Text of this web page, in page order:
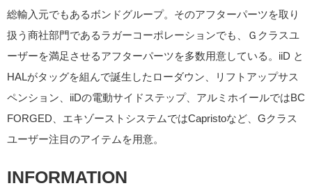
総輸入元でもあるボンドグループ。そのアフターパーツを取り
扱う商社部門であるラガーコーポレーションでも、Ｇクラスユ
ーザーを満足させるアフターパーツを多数用意している。iiD と
HALがタッグを組んで誕生したローダウン、リフトアップサス
ペンション、iiDの電動サイドステップ、アルミホイールではBC
FORGED、エキゾーストシステムではCapristoなど、Gクラス
ユーザー注目のアイテムを用意。
INFORMATION